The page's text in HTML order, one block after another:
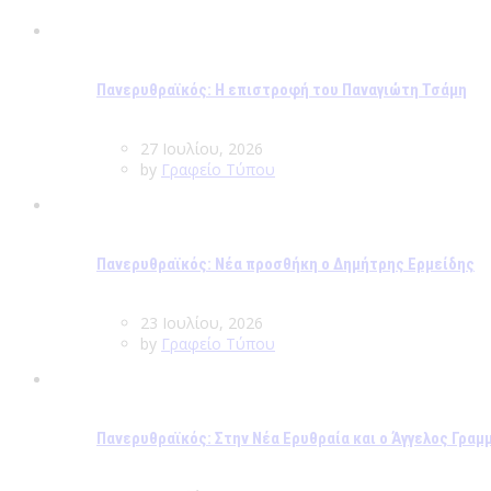
Πανερυθραϊκός: Η επιστροφή του Παναγιώτη Τσάμη
27 Ιουλίου, 2026
by Γραφείο Τύπου
Πανερυθραϊκός: Νέα προσθήκη ο Δημήτρης Ερμείδης
23 Ιουλίου, 2026
by Γραφείο Τύπου
Πανερυθραϊκός: Στην Νέα Ερυθραία και ο Άγγελος